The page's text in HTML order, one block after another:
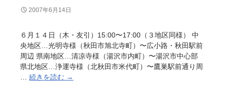
2007年6月14日
６月１４日（木・友引）15:00〜17:00（３地区同様） 中
央地区…光明寺様（秋田市旭北寺町）〜広小路・秋田駅前
周辺 県南地区…清凉寺様（湯沢市内町）〜湯沢市中心部
県北地区…浄運寺様（北秋田市米代町）〜鷹巣駅前通り周
…続きを読む 能
→